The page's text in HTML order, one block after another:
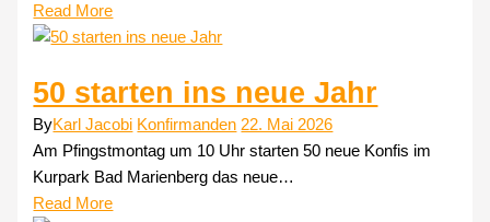
Read More
50 starten ins neue Jahr
ByKarl Jacobi Konfirmanden 22. Mai 2026
Am Pfingstmontag um 10 Uhr starten 50 neue Konfis im
Kurpark Bad Marienberg das neue…
Read More